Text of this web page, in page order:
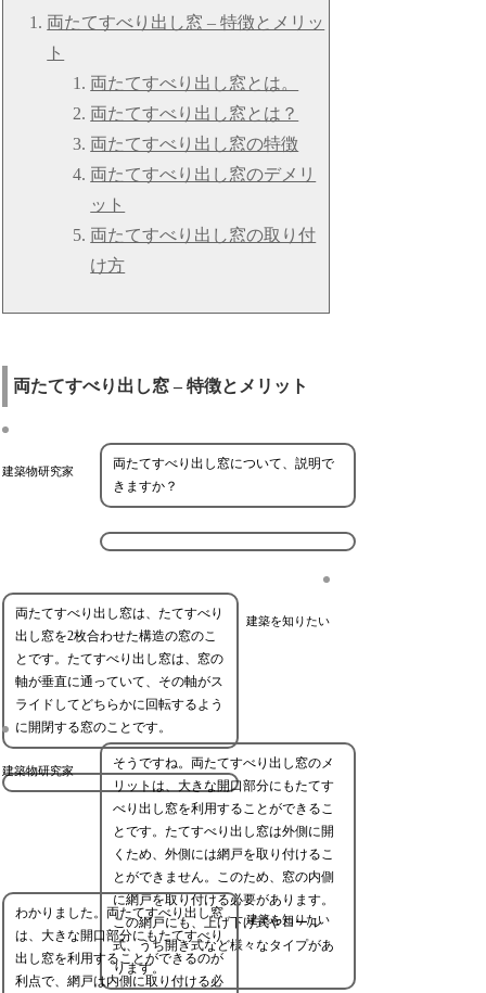
両たてすべり出し窓 – 特徴とメリッ
ト
両たてすべり出し窓とは。
両たてすべり出し窓とは？
両たてすべり出し窓の特徴
両たてすべり出し窓のデメリ
ット
両たてすべり出し窓の取り付
け方
両たてすべり出し窓 – 特徴とメリット
建築物研究家
両たてすべり出し窓について、説明で
きますか？
建築を知りたい
両たてすべり出し窓は、たてすべり
出し窓を2枚合わせた構造の窓のこ
とです。たてすべり出し窓は、窓の
軸が垂直に通っていて、その軸がス
ライドしてどちらかに回転するよう
に開閉する窓のことです。
建築物研究家
そうですね。両たてすべり出し窓のメ
リットは、大きな開口部分にもたてす
べり出し窓を利用することができるこ
とです。たてすべり出し窓は外側に開
くため、外側には網戸を取り付けるこ
とができません。このため、窓の内側
に網戸を取り付ける必要があります。
この網戸にも、上げ下げ式やロール
式、うち開き式など様々なタイプがあ
ります。
建築を知りたい
わかりました。両たてすべり出し窓
は、大きな開口部分にもたてすべり
出し窓を利用することができるのが
利点で、網戸は内側に取り付ける必